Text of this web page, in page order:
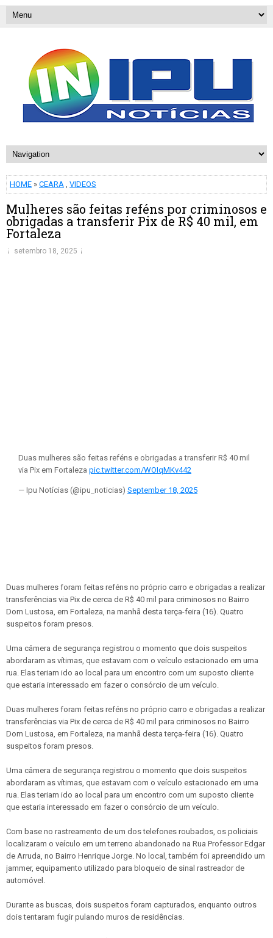
HOME » CEARA , VIDEOS
Mulheres são feitas reféns por criminosos e
obrigadas a transferir Pix de R$ 40 mil, em
Fortaleza
setembro 18, 2025
Duas mulheres são feitas reféns e obrigadas a transferir R$ 40 mil
via Pix em Fortaleza pic.twitter.com/WOIqMKv442
— Ipu Notícias (@ipu_noticias) September 18, 2025
Duas mulheres foram feitas reféns no próprio carro e obrigadas a realizar
transferências via Pix de cerca de R$ 40 mil para criminosos no Bairro
Dom Lustosa, em Fortaleza, na manhã desta terça-feira (16). Quatro
suspeitos foram presos.
Uma câmera de segurança registrou o momento que dois suspeitos
abordaram as vítimas, que estavam com o veículo estacionado em uma
rua. Elas teriam ido ao local para um encontro com um suposto cliente
que estaria interessado em fazer o consórcio de um veículo.
Duas mulheres foram feitas reféns no próprio carro e obrigadas a realizar
transferências via Pix de cerca de R$ 40 mil para criminosos no Bairro
Dom Lustosa, em Fortaleza, na manhã desta terça-feira (16). Quatro
suspeitos foram presos.
Uma câmera de segurança registrou o momento que dois suspeitos
abordaram as vítimas, que estavam com o veículo estacionado em uma
rua. Elas teriam ido ao local para um encontro com um suposto cliente
que estaria interessado em fazer o consórcio de um veículo.
Com base no rastreamento de um dos telefones roubados, os policiais
localizaram o veículo em um terreno abandonado na Rua Professor Edgar
de Arruda, no Bairro Henrique Jorge. No local, também foi apreendido um
jammer, equipamento utilizado para bloqueio de sinal rastreador de
automóvel.
Durante as buscas, dois suspeitos foram capturados, enquanto outros
dois tentaram fugir pulando muros de residências.